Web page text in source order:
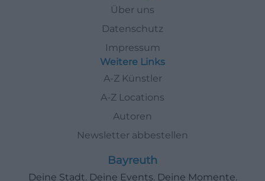
Über uns
Datenschutz
Impressum
Weitere Links
A-Z Künstler
A-Z Locations
Autoren
Newsletter abbestellen
Bayreuth
Deine Stadt. Deine Events. Deine Momente.